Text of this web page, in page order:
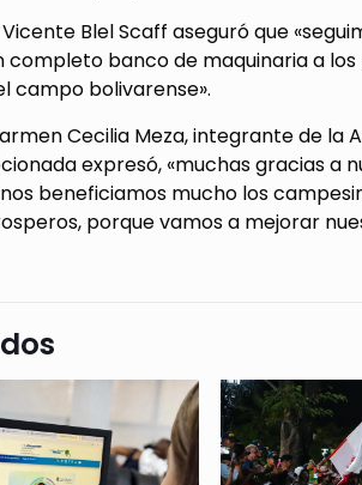
Blel Scaff aseguró que
completo banco de maquinaria a
campo bolivarense».
Cecilia Meza, integrante de la
expresó, «muchas gracias
beneficiamos mucho los
porque vamos a mejorar